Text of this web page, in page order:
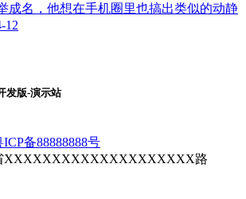
成名，他想在手机圈里也搞出类似的动静
12
发版-演示站
ICP备88888888号
XXXXXXXXXXXXXXXXXXXX路